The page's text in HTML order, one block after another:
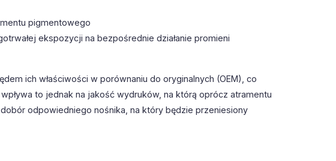
pigmentowego
ekspozycji na bezpośrednie działanie promieni
ich właściwości w porównaniu do oryginalnych (OEM), co
to jednak na jakość wydruków, na którą oprócz atramentu
odpowiedniego nośnika, na który będzie przeniesiony